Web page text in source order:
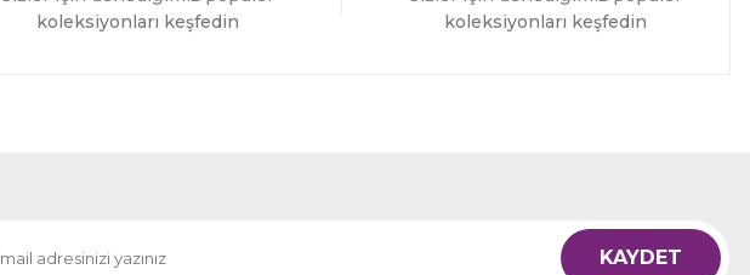
koleksiyonları keşfedin
koleksiyonları keşfedin
KAYDET